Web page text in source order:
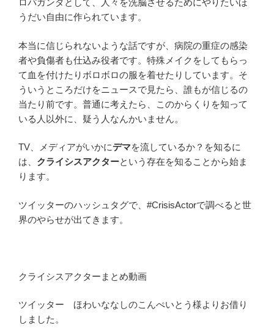
ロパガンダとして、人々を洗脳させるためにやりたいほ
うだい自由に作られています。
本当に信じられないような話ですが、病院の重症の感染
者や負傷者も仕込み役者です。特殊メイクをしてもらっ
て血を付けたりボロボロの服を着せたりしています。そ
ういうところだけをニュースで見たら、誰もが信じるの
当たり前です。普通に考えたら、このからくりを知って
いる人以外に、疑う人なんかいません。
TV、メディアがいかにデマを流しているか？を知るに
は、 クライシスアクターという存在を知ることから始ま
ります。
ツイッターのハッシュタグで、#CrisisActorで調べると世
界のやらせが出てきます。
クライシスアクターまとめ動画
ツイッター ほわいななしのこんぺいとう様よりお借り
しました。